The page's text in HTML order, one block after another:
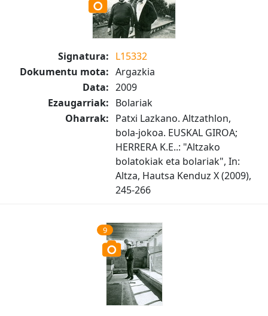
Signatura: L15332
Dokumentu mota: Argazkia
Data: 2009
Ezaugarriak: Bolariak
Oharrak: Patxi Lazkano. Altzathlon,
bola-jokoa. EUSKAL GIROA;
HERRERA K.E..: "Altzako
bolatokiak eta bolariak", In:
Altza, Hautsa Kenduz X (2009),
245-266
9